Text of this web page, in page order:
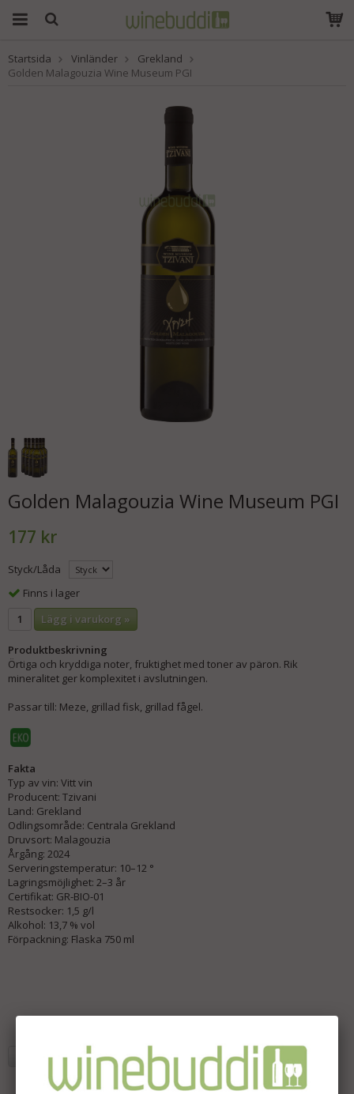
Produkten har blivit
tillagd i varukorgen
Startsida Vinländer
Grekland
Golden Malagouzia Wine Museum PGI
Golden Malagouzia Wine Museum PGI
177 kr
Styck/Låda
Finns i lager
Lägg i varukorg »
Produktbeskrivning
Örtiga och kryddiga noter, fruktighet med toner av päron. Rik
mineralitet ger komplexitet i avslutningen.
Passar till: Meze, grillad fisk, grillad fågel.
Fakta
Typ av vin: Vitt vin
Producent: Tzivani
Land: Grekland
Odlingsområde: Centrala Grekland
Druvsort: Malagouzia
Årgång: 2024
Serveringstemperatur: 10–12 °
Lagringsmöjlighet: 2–3 år
Certifikat: GR-BIO-01
Restsocker: 1,5 g/l
Alkohol: 13,7 % vol
Förpackning: Flaska 750 ml
Lägg i önskelista